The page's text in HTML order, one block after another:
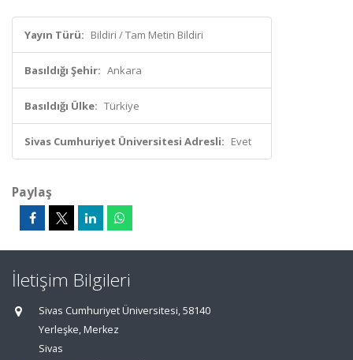
Yayın Türü: Bildiri / Tam Metin Bildiri
Basıldığı Şehir: Ankara
Basıldığı Ülke: Türkiye
Sivas Cumhuriyet Üniversitesi Adresli: Evet
Paylaş
İletişim Bilgileri
Sivas Cumhuriyet Üniversitesi, 58140
Yerleşke, Merkez
Sivas